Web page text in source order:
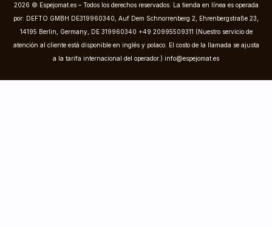
2026 © Espejomat.es – Todos los derechos reservados. La tienda en línea es operada
por: DEFTO GMBH DE319960340, Auf Dem Schnorrenberg 2, Ehrenbergstraße 23,
14195 Berlin, Germany, DE 319960340 +49 20995509311 (Nuestro servicio de
atención al cliente está disponible en inglés y polaco. El costo de la llamada se ajusta
a la tarifa internacional del operador.) info@espejomat.es